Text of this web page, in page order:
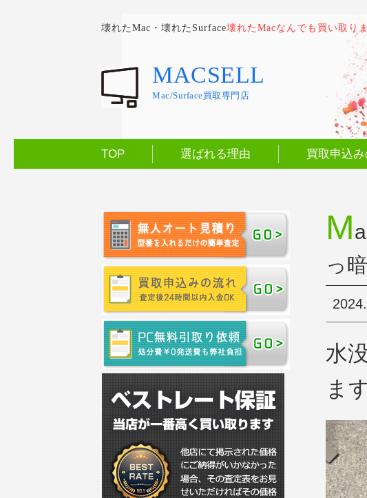
壊れたMac・壊れたSurface壊れたMacなんでも買い取りま
MACSELL
Mac/Surface買取専門店
TOP 選ばれる理由 買取申込
M
っ
水
ま